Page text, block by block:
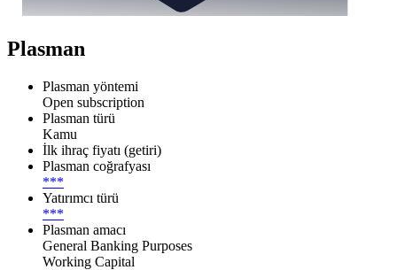
Plasman
Plasman yöntemi
Open subscription
Plasman türü
Kamu
İlk ihraç fiyatı (getiri)
Plasman coğrafyası
***
Yatırımcı türü
***
Plasman amacı
General Banking Purposes
Working Capital